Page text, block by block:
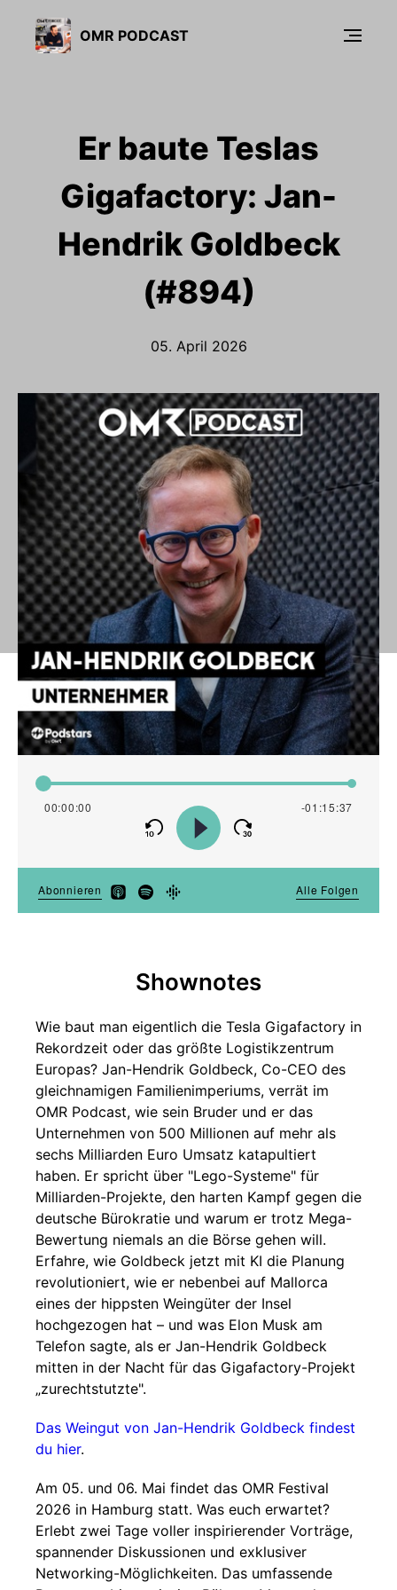
OMR PODCAST
Er baute Teslas
Gigafactory: Jan-
Hendrik Goldbeck
(#894)
05. April 2026
Shownotes
Wie baut man eigentlich die Tesla Gigafactory in
Rekordzeit oder das größte Logistikzentrum
Europas? Jan-Hendrik Goldbeck, Co-CEO des
gleichnamigen Familienimperiums, verrät im
OMR Podcast, wie sein Bruder und er das
Unternehmen von 500 Millionen auf mehr als
sechs Milliarden Euro Umsatz katapultiert
haben. Er spricht über "Lego-Systeme" für
Milliarden-Projekte, den harten Kampf gegen die
deutsche Bürokratie und warum er trotz Mega-
Bewertung niemals an die Börse gehen will.
Erfahre, wie Goldbeck jetzt mit KI die Planung
revolutioniert, wie er nebenbei auf Mallorca
eines der hippsten Weingüter der Insel
hochgezogen hat – und was Elon Musk am
Telefon sagte, als er Jan-Hendrik Goldbeck
mitten in der Nacht für das Gigafactory-Projekt
„zurechtstutzte".
Das Weingut von Jan-Hendrik Goldbeck findest
du hier.
Am 05. und 06. Mai findet das OMR Festival
2026 in Hamburg statt. Was euch erwartet?
Erlebt zwei Tage voller inspirierender Vorträge,
spannender Diskussionen und exklusiver
Networking-Möglichkeiten. Das umfassende